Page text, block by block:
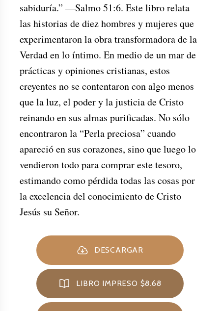
sabiduría.” —Salmo 51:6. Este libro relata
las historias de diez hombres y mujeres que
experimentaron la obra transformadora de la
Verdad en lo íntimo. En medio de un mar de
prácticas y opiniones cristianas, estos
creyentes no se contentaron con algo menos
que la luz, el poder y la justicia de Cristo
reinando en sus almas purificadas. No sólo
encontraron la “Perla preciosa” cuando
apareció en sus corazones, sino que luego lo
vendieron todo para comprar este tesoro,
estimando como pérdida todas las cosas por
la excelencia del conocimiento de Cristo
Jesús su Señor.
DESCARGAR
LIBRO IMPRESO $8.68